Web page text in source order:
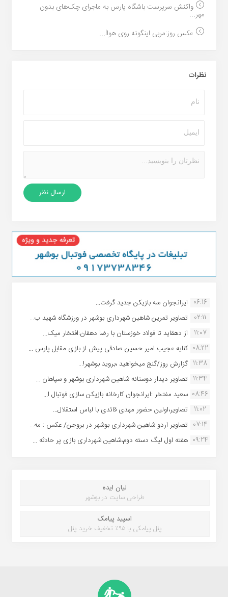
واکنش سرپرست باشگاه پارس به ماجرای چک‌های بدون
مهر...
عکس روز:مربی اینگونه روی هوا!...
نظرات
06:16 ایرانجوان سه بازیکن جدید گرفت...
02:11
تصاویر تمرین شاهین شهردارى بوشهر در ورزشگاه شهید ب...
11:07
از دهقاید تا فولاد خوزستان با رضا دهقان:افتخار میک...
08:22 کنایه عجیب امیر حسین صادقی پیش از بازی مقابل پارس ...
11:38 گزارش روز/گنج میخواهید ،بروید بوشهر!...
11:34 تصاویر دیدار دوستانه شاهین شهردارى بوشهر و سپاهان ...
08:46 سعید مفتخر :ایرانجوان کارخانه بازیکن سازی فوتبال ا...
11:02
تصاویر،اولین حضور مهدی قائدی با لباس استقلال...
07:14 تصاویر اردو شاهین شهرداری بوشهر در بروجن/ عکس : مه...
09:24 هفته اول لیگ دسته دوم،شاهین شهرداری بازی پر حادثه ...
لیان ایده
طراحی سایت در بوشهر
اسپید پیامک
پنل پیامکی با ۹۵٪ تخفیف خرید پنل